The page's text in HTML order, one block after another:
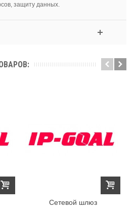
защиту данных.
Сетевой шлюз